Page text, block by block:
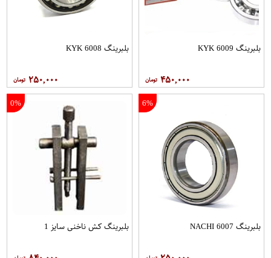
بلبرینگ 6009 KYK
۴۵۰,۰۰۰
بلبرینگ 6008 KYK
۲۵۰,۰۰۰
6%
بلبرینگ 6007 NACHI
0%
بلبرینگ کش ناخنی سایز 1